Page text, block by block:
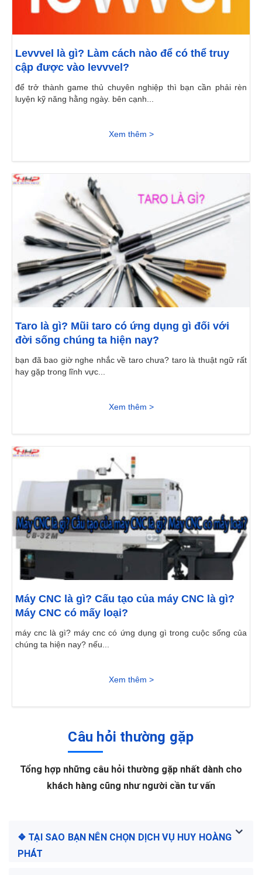
Levvvel là gì? Làm cách nào để có thể truy
cập được vào levvvel?
để trở thành game thủ chuyên nghiệp thì bạn cần phải rèn
luyện kỹ năng hằng ngày. bên cạnh...
Xem thêm >
Taro là gì? Mũi taro có ứng dụng gì đối với
đời sống chúng ta hiện nay?
bạn đã bao giờ nghe nhắc về taro chưa? taro là thuật ngữ rất
hay gặp trong lĩnh vực...
Xem thêm >
Máy CNC là gì? Cấu tạo của máy CNC là gì?
Máy CNC có mấy loại?
máy cnc là gì? máy cnc có ứng dụng gì trong cuộc sống của
chúng ta hiện nay? nếu...
Xem thêm >
Câu hỏi thường gặp
Tổng hợp những câu hỏi thường gặp nhất dành cho
khách hàng cũng như người cần tư vấn
❖ TẠI SAO BẠN NÊN CHỌN DỊCH VỤ HUY HOÀNG
PHÁT